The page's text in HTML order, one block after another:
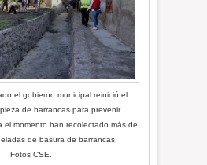
el gobierno municipal reinició el
de barrancas para prevenir
el momento han recolectado más de
de basura de barrancas.
Fotos CSE.